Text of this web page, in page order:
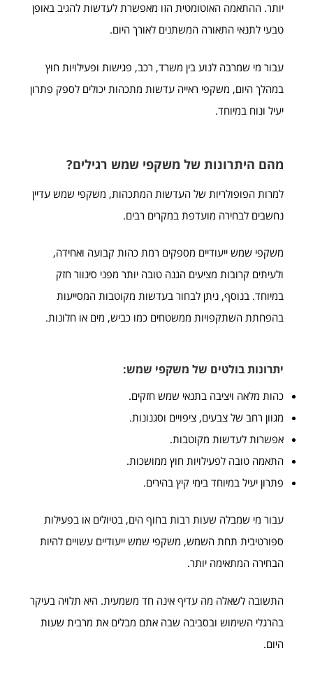
יותר. ההתאמה האוטומטית הזו מאפשרת לעדשות להגיב באופן
טבעי לתנאי התאורה המשתנים לאורך היום.
עבור מי שמרבה לנוע בין משרד, רכב, פגישות ופעילויות חוץ
במהלך היום, משקפי ראייה עדשות מתכהות יכולים לספק פתרון
יעיל ונוח במיוחד.
מהם היתרונות של משקפי שמש רגילים?
למרות הפופולריות של העדשות המתכהות, משקפי שמש עדיין
נחשבים לבחירה מועדפת במקרים רבים.
משקפי שמש ייעודיים מספקים רמת כהות קבועה ואחידה,
ולעיתים קרובות מציעים הגנה טובה יותר מפני סינוור חזק
במיוחד. בנוסף, ניתן לבחור בעדשות מקוטבות המסייעות
בהפחתת השתקפויות ממשטחים כמו כביש, מים או חלונות.
יתרונות בולטים של משקפי שמש:
כהות מלאה ויציבה בתנאי שמש חזקים.
מגוון רחב של צבעים, ציפויים וסגנונות.
אפשרות לעדשות מקוטבות.
התאמה טובה לפעילויות חוץ ממושכות.
פתרון יעיל במיוחד בימי קיץ בהירים.
עבור מי שמבלה שעות רבות בחוף הים, בטיולים או בפעילות
ספורטיבית תחת השמש, משקפי שמש ייעודיים עשויים להיות
הבחירה המתאימה יותר.
התשובה לשאלה מה עדיף אינה חד משמעית. היא תלויה בעיקר
בהרגלי השימוש ובסביבה שבה אתם מבלים את מרבית שעות
היום.